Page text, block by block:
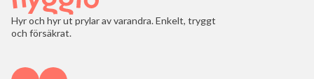
Hyr och hyr ut prylar av varandra. Enkelt, tryggt
och försäkrat.